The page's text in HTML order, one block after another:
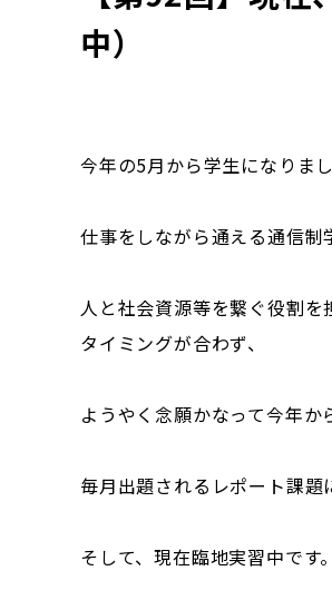
中）
今年の5月から学生になりまし
仕事をしながら通える通信制
人と社会資源等を繋ぐ役割
タイミングが合わず、
ようやく念願かなって今年か
毎月出題されるレポート課題
そして、現在臨地実習中です。